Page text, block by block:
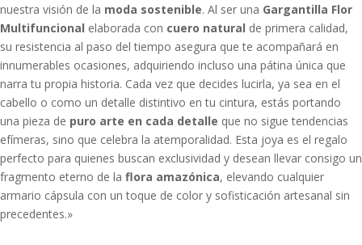
nuestra visión de la moda sostenible. Al ser una Gargantilla Flor
Multifuncional elaborada con cuero natural de primera calidad,
su resistencia al paso del tiempo asegura que te acompañará en
innumerables ocasiones, adquiriendo incluso una pátina única que
narra tu propia historia. Cada vez que decides lucirla, ya sea en el
cabello o como un detalle distintivo en tu cintura, estás portando
una pieza de puro arte en cada detalle que no sigue tendencias
efímeras, sino que celebra la atemporalidad. Esta joya es el regalo
perfecto para quienes buscan exclusividad y desean llevar consigo un
fragmento eterno de la flora amazónica, elevando cualquier
armario cápsula con un toque de color y sofisticación artesanal sin
precedentes.»